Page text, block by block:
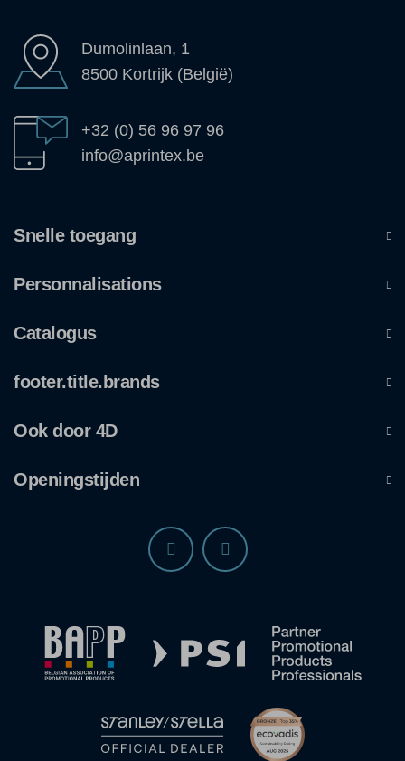
Dumolinlaan, 1
8500 Kortrijk (België)
+32 (0) 56 96 97 96
info@aprintex.be
Snelle toegang
Personnalisations
Catalogus
footer.title.brands
Ook door 4D
Openingstijden